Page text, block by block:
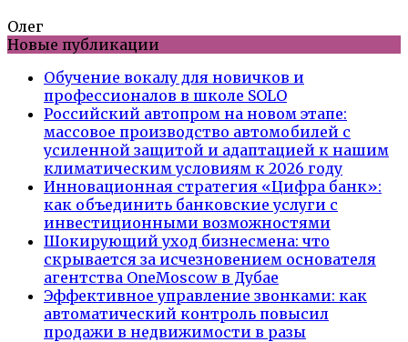
Олег
Новые публикации
Обучение вокалу для новичков и
профессионалов в школе SOLO
Российский автопром на новом этапе:
массовое производство автомобилей с
усиленной защитой и адаптацией к нашим
климатическим условиям к 2026 году
Инновационная стратегия «Цифра банк»:
как объединить банковские услуги с
инвестиционными возможностями
Шокирующий уход бизнесмена: что
скрывается за исчезновением основателя
агентства OneMoscow в Дубае
Эффективное управление звонками: как
автоматический контроль повысил
продажи в недвижимости в разы